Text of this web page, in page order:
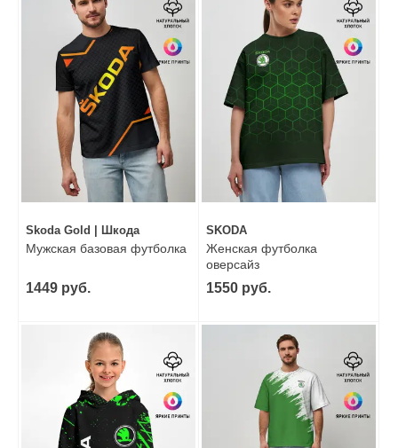
Skoda Gold | Шкода
Мужская базовая футболка
1449 руб.
SKODA
Женская футболка
оверсайз
1550 руб.